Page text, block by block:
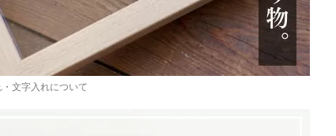
文字入れについて